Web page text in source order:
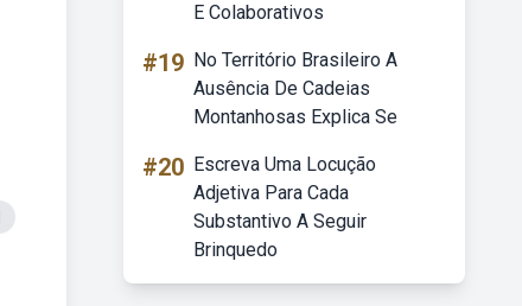
E Colaborativos
#19 No Território Brasileiro A
Ausência De Cadeias
Montanhosas Explica Se
#20 Escreva Uma Locução
Adjetiva Para Cada
Substantivo A Seguir
Brinquedo